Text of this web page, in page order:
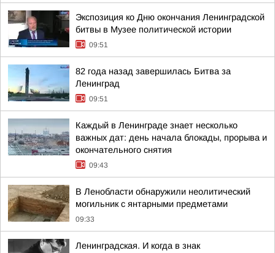
Экспозиция ко Дню окончания Ленинградской
битвы в Музее политической истории
09:51
82 года назад завершилась Битва за
Ленинград
09:51
Каждый в Ленинграде знает несколько
важных дат: день начала блокады, прорыва и
окончательного снятия
09:43
В Ленобласти обнаружили неолитический
могильник с янтарными предметами
09:33
Ленинградская. И когда в знак